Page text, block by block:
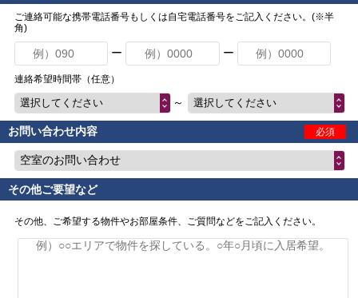
ご連絡可能な携帯電話番号もしくは自宅電話番号をご記入ください。(※半
角)
ー ー
連絡希望時間帯（任意）
選択してください ～ 選択してください
お問い合わせ内容 必須
空室のお問い合わせ
その他ご要望など
その他、ご希望する物件やお部屋条件、ご質問などをご記入ください。